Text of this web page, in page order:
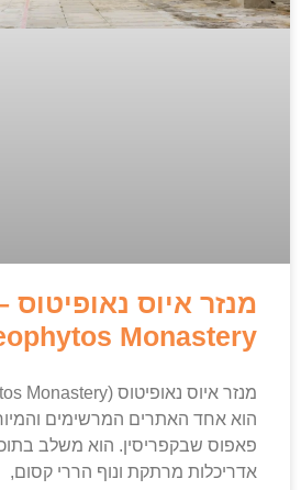
Monastery
הוא אחד האתרים המרשימים
פאפוס שבקפריסין. הוא משלב
אדריכלות מרתקת ונוף הררי קסום,